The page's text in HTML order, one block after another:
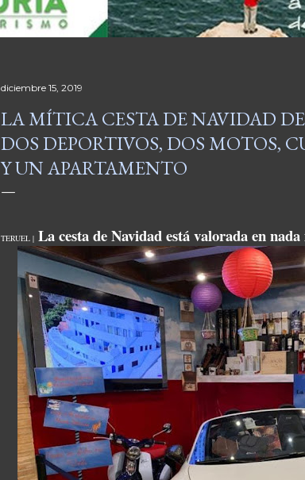
diciembre 15, 2019
LA MÍTICA CESTA DE NAVIDAD
DOS DEPORTIVOS, DOS MOTOS,
Y UN APARTAMENTO
TERUEL | La cesta de Navidad está valorada en